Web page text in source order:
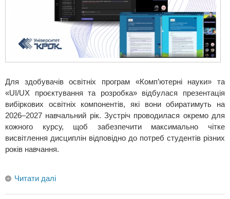
Для здобувачів освітніх програм «Комп’ютерні науки» та
«UI/UX проєктування та розробка» відбулася презентація
вибіркових освітніх компонентів, які вони обиратимуть на
2026–2027 навчальний рік. Зустріч проводилася окремо для
кожного курсу, щоб забезпечити максимально чітке
висвітлення дисциплін відповідно до потреб студентів різних
років навчання.
Читати далі